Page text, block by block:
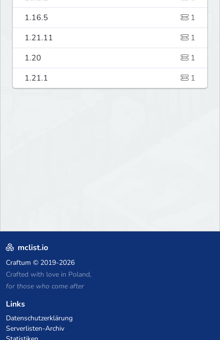
1.16.5
1
1.21.11
1
1.20
1
1.21.1
1
mclist.io
Craftum © 2019-2026
Crafted with love in Poland,
for those who come after
Links
Datenschutzerklärung
Serverlisten-Archiv